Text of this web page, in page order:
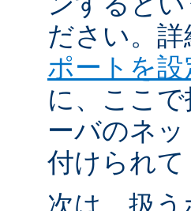
ださい。詳
ポートを設
に、ここ
ーバのネ
付けられ
次は、扱